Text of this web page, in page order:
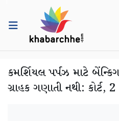
કમર્શિયલ પર્પઝ માટે
ગ્રાહક ગણાતી નથી: કોર્ટ, 2